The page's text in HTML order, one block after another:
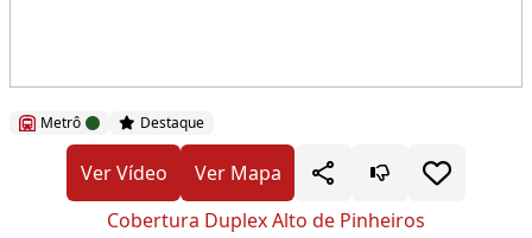
Metrô Destaque
Ver Vídeo
Ver Mapa
Cobertura Duplex Alto de Pinheiros